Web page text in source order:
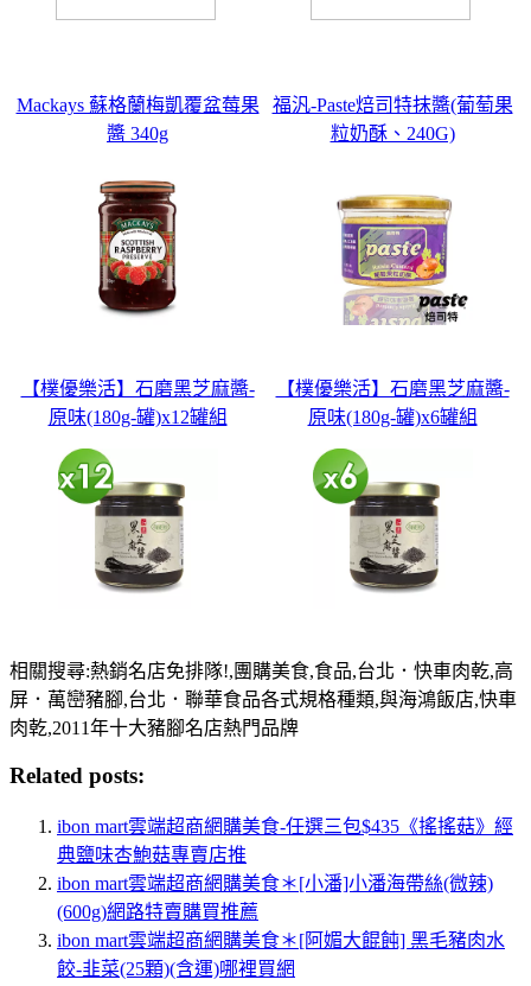
Mackays 蘇格蘭梅凱覆盆莓果
醬 340g
福汎-Paste焙司特抹醬(葡萄果
粒奶酥、240G)
【樸優樂活】石磨黑芝麻醬-
原味(180g-罐)x12罐組
【樸優樂活】石磨黑芝麻醬-
原味(180g-罐)x6罐組
相關搜尋:熱銷名店免排隊!,團購美食,食品,台北．快車肉乾,高
屏．萬巒豬腳,台北．聯華食品各式規格種類,與海鴻飯店,快車
肉乾,2011年十大豬腳名店熱門品牌
Related posts:
ibon mart雲端超商網購美食-任選三包$435《搖搖菇》經
典鹽味杏鮑菇專賣店推
ibon mart雲端超商網購美食＊[小潘]小潘海帶絲(微辣)
(600g)網路特賣購買推薦
ibon mart雲端超商網購美食＊[阿媚大餛飩] 黑毛豬肉水
餃-韭菜(25顆)(含運)哪裡買網